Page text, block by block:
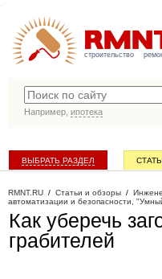
строительство
Например, ипотека
ВЫБРАТЬ РАЗДЕЛ
RMNT.RU / Статьи и обзоры /
автоматизации и безопасности,
Как уберечь
грабителей